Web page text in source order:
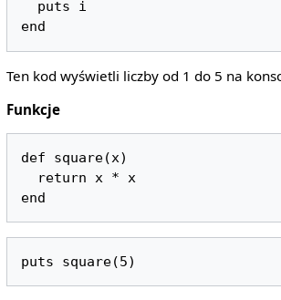
Ten kod wyświetli liczby od 1 do 5 na
Funkcje
def square(x)